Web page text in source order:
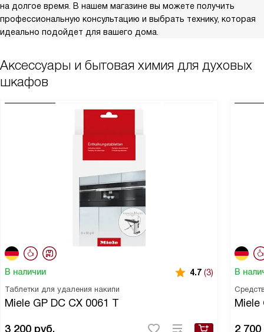
на долгое время. В нашем магазине вы можете получить
профессиональную консультацию и выбрать технику, которая
идеально подойдет для вашего дома.
Аксессуары и бытовая химия для духовых
шкафов
В наличии 4.7 (3)
Таблетки для удаления накипи
Miele GP DC CX 0061 T
3 200 руб.
В
Miele
2 700